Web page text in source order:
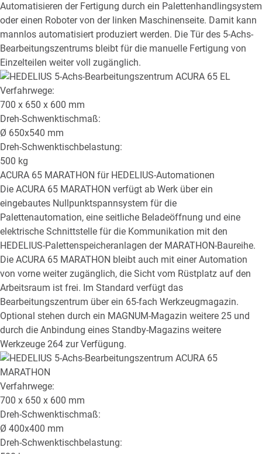
Automatisieren der Fertigung durch ein Palettenhandlingsystem
oder einen Roboter von der linken Maschinenseite. Damit kann
mannlos automatisiert produziert werden. Die Tür des 5-Achs-
Bearbeitungszentrums bleibt für die manuelle Fertigung von
Einzelteilen weiter voll zugänglich.
Verfahrwege:
700 x 650 x 600 mm
Dreh-Schwenktischmaß:
Ø 650x540 mm
Dreh-Schwenktischbelastung:
500 kg
ACURA 65 MARATHON für HEDELIUS-Automationen
Die ACURA 65 MARATHON verfügt ab Werk über ein
eingebautes Nullpunktspannsystem für die
Palettenautomation, eine seitliche Beladeöffnung und eine
elektrische Schnittstelle für die Kommunikation mit den
HEDELIUS-Palettenspeicheranlagen der MARATHON-Baureihe.
Die ACURA 65 MARATHON bleibt auch mit einer Automation
von vorne weiter zugänglich, die Sicht vom Rüstplatz auf den
Arbeitsraum ist frei. Im Standard verfügt das
Bearbeitungszentrum über ein 65-fach Werkzeugmagazin.
Optional stehen durch ein MAGNUM-Magazin weitere 25 und
durch die Anbindung eines Standby-Magazins weitere
Werkzeuge 264 zur Verfügung.
Verfahrwege:
700 x 650 x 600 mm
Dreh-Schwenktischmaß:
Ø 400x400 mm
Dreh-Schwenktischbelastung: